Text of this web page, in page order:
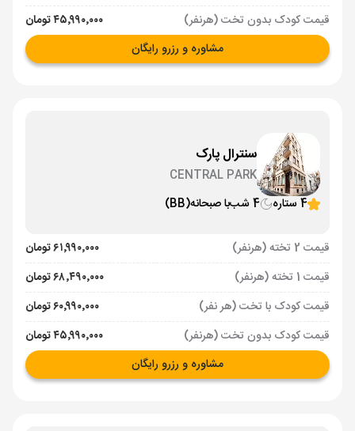
قیمت کودک بدون تخت (هرنفر)
۴۵٬۹۹۰٬۰۰۰ تومان
مشاوره و رزرو رایگان
سنترال پارک
CENTRAL PARK
4 ستاره
4 شب با صبحانه(BB)
قیمت 2 تخته (هرنفر)
۶۱٬۹۹۰٬۰۰۰ تومان
قیمت 1 تخته (هرنفر)
۶۸٬۴۹۰٬۰۰۰ تومان
قیمت کودک با تخت (هر نفر)
۶۰٬۹۹۰٬۰۰۰ تومان
قیمت کودک بدون تخت (هرنفر)
۴۵٬۹۹۰٬۰۰۰ تومان
مشاوره و رزرو رایگان